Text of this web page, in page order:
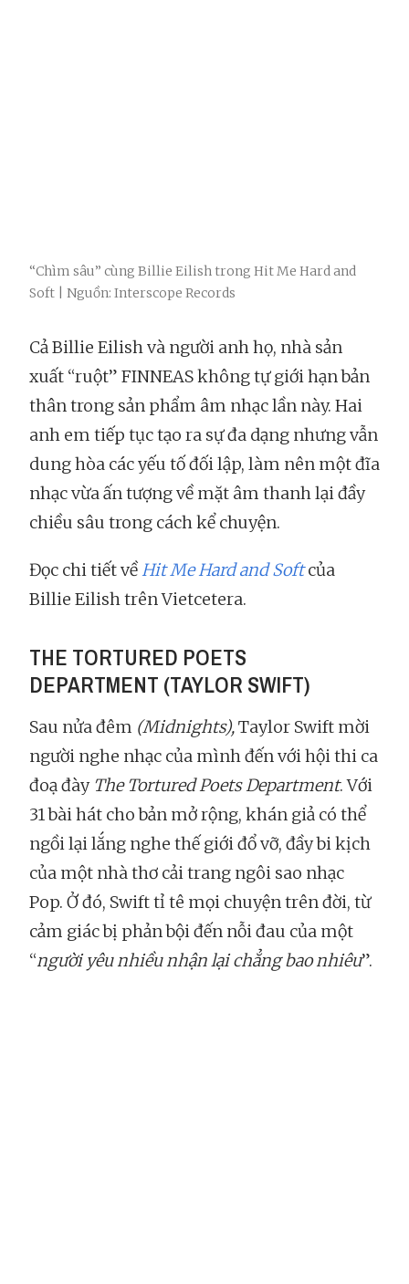
“Chìm sâu” cùng Billie Eilish trong Hit Me Hard and
Soft | Nguồn: Interscope Records
Cả Billie Eilish và người anh họ, nhà sản
xuất “ruột” FINNEAS không tự giới hạn bản
thân trong sản phẩm âm nhạc lần này. Hai
anh em tiếp tục tạo ra sự đa dạng nhưng vẫn
dung hòa các yếu tố đối lập, làm nên một đĩa
nhạc vừa ấn tượng về mặt âm thanh lại đầy
chiều sâu trong cách kể chuyện.
Đọc chi tiết vềHit Me Hard and Softcủa
Billie Eilish trên Vietcetera.
THE TORTURED POETS
DEPARTMENT (TAYLOR SWIFT)
Sau nửa đêm (Midnights),Taylor Swift mời
người nghe nhạc của mình đến với hội thi ca
đoạ đày The Tortured Poets Department. Với
31 bài hát cho bản mở rộng, khán giả có thể
ngồi lại lắng nghe thế giới đổ vỡ, đầy bi kịch
của một nhà thơ cải trang ngôi sao nhạc
Pop. Ở đó, Swift tỉ tê mọi chuyện trên đời, từ
cảm giác bị phản bội đến nỗi đau của một
“người yêu nhiều nhận lại chẳng bao nhiêu”.